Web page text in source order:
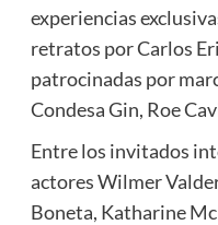
experiencias
retratos por Carlos
patrocinadas por
Condesa Gin, Roe
Entre los invitados
actores Wilmer
Boneta, Katharine